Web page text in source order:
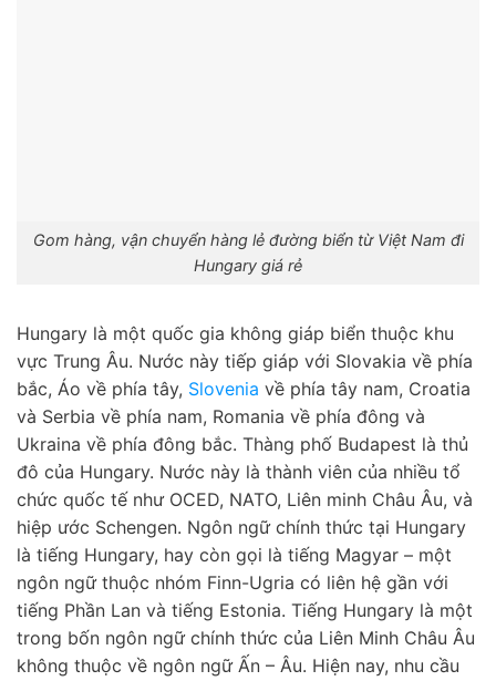
Gom hàng, vận chuyển hàng lẻ đường biển từ Việt Nam đi
Hungary giá rẻ
Hungary là một quốc gia không giáp biển thuộc khu
vực Trung Âu. Nước này tiếp giáp với Slovakia về phía
bắc, Áo về phía tây, Slovenia về phía tây nam, Croatia
và Serbia về phía nam, Romania về phía đông và
Ukraina về phía đông bắc. Thàng phố Budapest là thủ
đô của Hungary. Nước này là thành viên của nhiều tổ
chức quốc tế như OCED, NATO, Liên minh Châu Âu, và
hiệp ước Schengen. Ngôn ngữ chính thức tại Hungary
là tiếng Hungary, hay còn gọi là tiếng Magyar – một
ngôn ngữ thuộc nhóm Finn-Ugria có liên hệ gần với
tiếng Phần Lan và tiếng Estonia. Tiếng Hungary là một
trong bốn ngôn ngữ chính thức của Liên Minh Châu Âu
không thuộc về ngôn ngữ Ấn – Âu. Hiện nay, nhu cầu